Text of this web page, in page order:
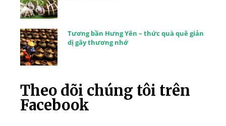
Tương bần Hưng Yên – thức quà quê giản
dị gây thương nhớ
Theo dõi chúng tôi trên
Facebook